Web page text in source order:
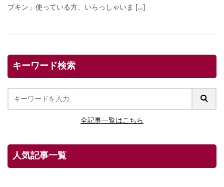
プキン」使っている方、いらっしゃいま […]
キーワード検索
全記事一覧はこちら
人気記事一覧